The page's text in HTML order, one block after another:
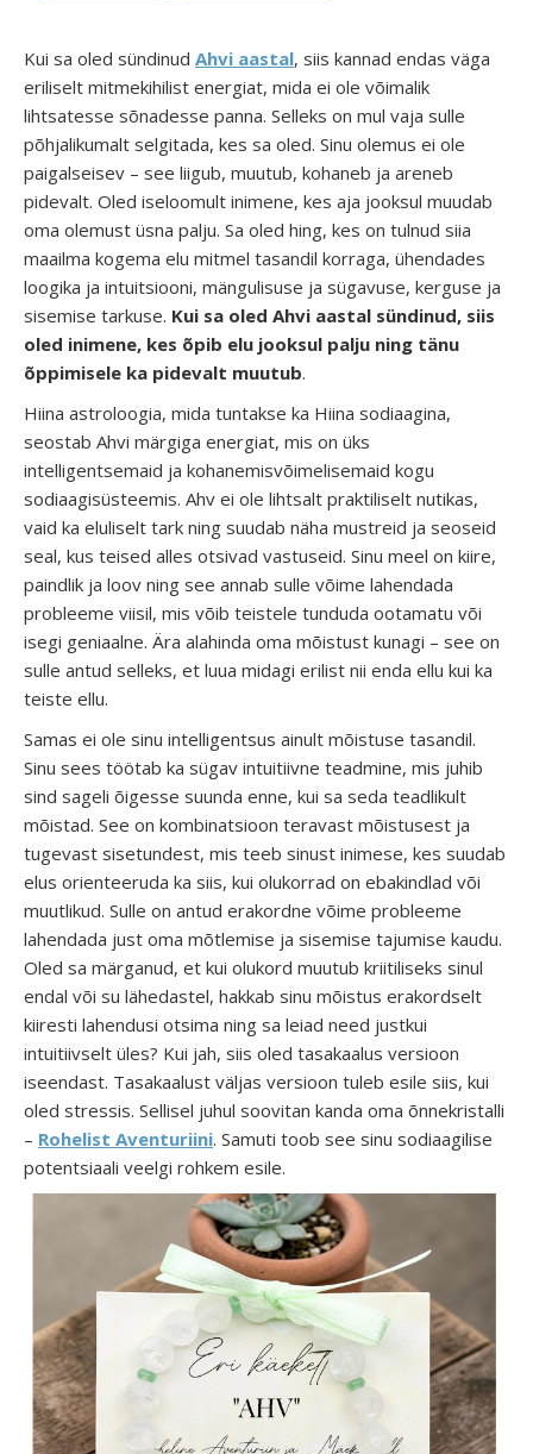
Kui sa oled sündinud Ahvi aastal, siis kannad endas väga
eriliselt mitmekihilist energiat, mida ei ole võimalik
lihtsatesse sõnadesse panna. Selleks on mul vaja sulle
põhjalikumalt selgitada, kes sa oled. Sinu olemus ei ole
paigalseisev – see liigub, muutub, kohaneb ja areneb
pidevalt. Oled iseloomult inimene, kes aja jooksul muudab
oma olemust üsna palju. Sa oled hing, kes on tulnud siia
maailma kogema elu mitmel tasandil korraga, ühendades
loogika ja intuitsiooni, mängulisuse ja sügavuse, kerguse ja
sisemise tarkuse. Kui sa oled Ahvi aastal sündinud, siis
oled inimene, kes õpib elu jooksul palju ning tänu
õppimisele ka pidevalt muutub.
Hiina astroloogia, mida tuntakse ka Hiina sodiaagina,
seostab Ahvi märgiga energiat, mis on üks
intelligentsemaid ja kohanemisvõimelisemaid kogu
sodiaagisüsteemis. Ahv ei ole lihtsalt praktiliselt nutikas,
vaid ka eluliselt tark ning suudab näha mustreid ja seoseid
seal, kus teised alles otsivad vastuseid. Sinu meel on kiire,
paindlik ja loov ning see annab sulle võime lahendada
probleeme viisil, mis võib teistele tunduda ootamatu või
isegi geniaalne. Ära alahinda oma mõistust kunagi – see on
sulle antud selleks, et luua midagi erilist nii enda ellu kui ka
teiste ellu.
Samas ei ole sinu intelligentsus ainult mõistuse tasandil.
Sinu sees töötab ka sügav intuitiivne teadmine, mis juhib
sind sageli õigesse suunda enne, kui sa seda teadlikult
mõistad. See on kombinatsioon teravast mõistusest ja
tugevast sisetundest, mis teeb sinust inimese, kes suudab
elus orienteeruda ka siis, kui olukorrad on ebakindlad või
muutlikud. Sulle on antud erakordne võime probleeme
lahendada just oma mõtlemise ja sisemise tajumise kaudu.
Oled sa märganud, et kui olukord muutub kriitiliseks sinul
endal või su lähedastel, hakkab sinu mõistus erakordselt
kiiresti lahendusi otsima ning sa leiad need justkui
intuitiivselt üles? Kui jah, siis oled tasakaalus versioon
iseendast. Tasakaalust väljas versioon tuleb esile siis, kui
oled stressis. Sellisel juhul soovitan kanda oma õnnekristalli
– Rohelist Aventuriini. Samuti toob see sinu sodiaagilise
potentsiaali veelgi rohkem esile.